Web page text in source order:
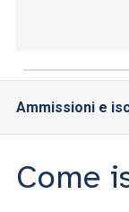
Ammissioni e
Come